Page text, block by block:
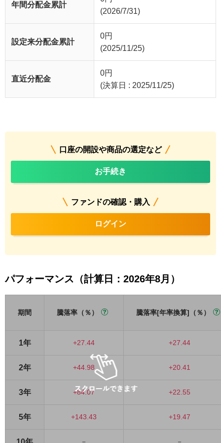
年間分配金累計
(2026/7/31)
設定来分配金累計
0円
(2025/11/25)
直近分配金
0円
(決算日 : 2025/11/25)
口座の開設や商品の選定など
お手続き
ファンドの確認・購入
ログイン
パフォーマンス（計算日：2026年8月）
期間 騰落率（％） 騰落率[年率換算]（％）
1年 +27.44 +27.44
2年 +44.98 +20.41
3年 +84.07 +22.55
5年 +143.43 +19.47